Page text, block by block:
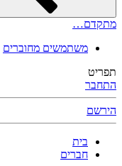
מתקדם…
משתמשים מחוברים
תפריט
התחבר
הירשם
בית
חברים